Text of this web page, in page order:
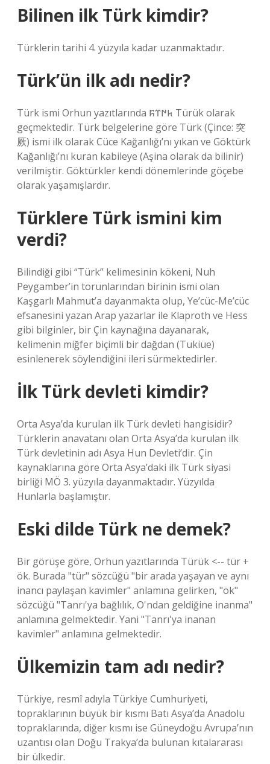
Bilinen ilk Türk kimdir?
Türklerin tarihi 4. yüzyıla kadar uzanmaktadır.
Türk’ün ilk adı nedir?
Türk ismi Orhun yazıtlarında 𐱅𐰇𐰼𐰰 Türük olarak
geçmektedir. Türk belgelerine göre Türk (Çince: 突
厥) ismi ilk olarak Cüce Kağanlığı’nı yıkan ve Göktürk
Kağanlığı’nı kuran kabileye (Aşina olarak da bilinir)
verilmiştir. Göktürkler kendi dönemlerinde göçebe
olarak yaşamışlardır.
Türklere Türk ismini kim
verdi?
Bilindiği gibi “Türk” kelimesinin kökeni, Nuh
Peygamber’in torunlarından birinin ismi olan
Kaşgarlı Mahmut’a dayanmakta olup, Ye’cüc-Me’cüc
efsanesini yazan Arap yazarlar ile Klaproth ve Hess
gibi bilginler, bir Çin kaynağına dayanarak,
kelimenin miğfer biçimli bir dağdan (Tukiüe)
esinlenerek söylendiğini ileri sürmektedirler.
İlk Türk devleti kimdir?
Orta Asya’da kurulan ilk Türk devleti hangisidir?
Türklerin anavatanı olan Orta Asya’da kurulan ilk
Türk devletinin adı Asya Hun Devleti’dir. Çin
kaynaklarına göre Orta Asya’daki ilk Türk siyasi
birliği MÖ 3. yüzyıla dayanmaktadır. Yüzyılda
Hunlarla başlamıştır.
Eski dilde Türk ne demek?
Bir görüşe göre, Orhun yazıtlarında Türük <-- tür +
ök. Burada "tür" sözcüğü "bir arada yaşayan ve aynı
inancı paylaşan kavimler" anlamına gelirken, "ök"
sözcüğü "Tanrı'ya bağlılık, O'ndan geldiğine inanma"
anlamına gelmektedir. Yani "Tanrı'ya inanan
kavimler" anlamına gelmektedir.
Ülkemizin tam adı nedir?
Türkiye, resmî adıyla Türkiye Cumhuriyeti,
topraklarının büyük bir kısmı Batı Asya’da Anadolu
topraklarında, diğer kısmı ise Güneydoğu Avrupa’nın
uzantısı olan Doğu Trakya’da bulunan kıtalararası
bir ülkedir.